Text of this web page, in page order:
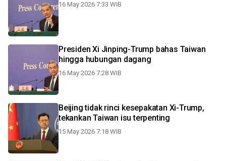
16 May 2026 7:33 WIB
Presiden Xi Jinping-Trump bahas Taiwan
hingga hubungan dagang
16 May 2026 7:28 WIB
Beijing tidak rinci kesepakatan Xi-Trump,
tekankan Taiwan isu terpenting
15 May 2026 7:18 WIB